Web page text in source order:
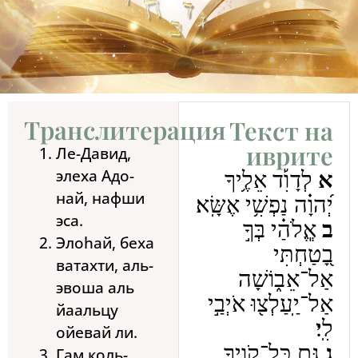
Транслитерация
Ле-Давид,
элеха Адо-
най, нафши
эса.
Элоhай, беха
ватахти, аль-
эвоша аль
йаальцу
ойевай ли.
Текст на
иврите
א לְדָוִ֡ד אֵלֶ֥יךָ
יְ֝הוָ֗ה נַפְשִׁ֥י אֶשָּֽׂא׃
ב אֱ‍ֽלֹהַ֗י בְּךָ֣
בָ֭טַחְתִּי
אַל־אֵב֑וֹשָׁה
אַל־יַֽעַלְצ֖וּ אֹיְבַ֣י
לִֽי׃